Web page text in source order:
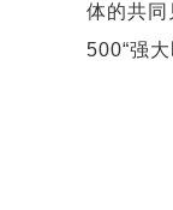
体的共
500“强大